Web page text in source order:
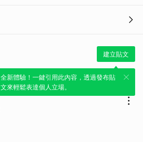
建立貼文
全新體驗！一鍵引用此內容，透過發布貼
文來輕鬆表達個人立場。